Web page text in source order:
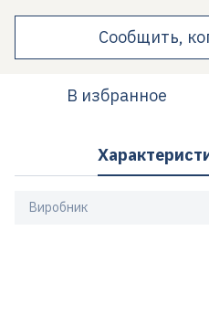
Сообщить,
В избранное
Виробник